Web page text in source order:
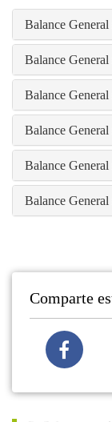
Balance
Balance
Balance
Balance
Balance
Balance
Comparte